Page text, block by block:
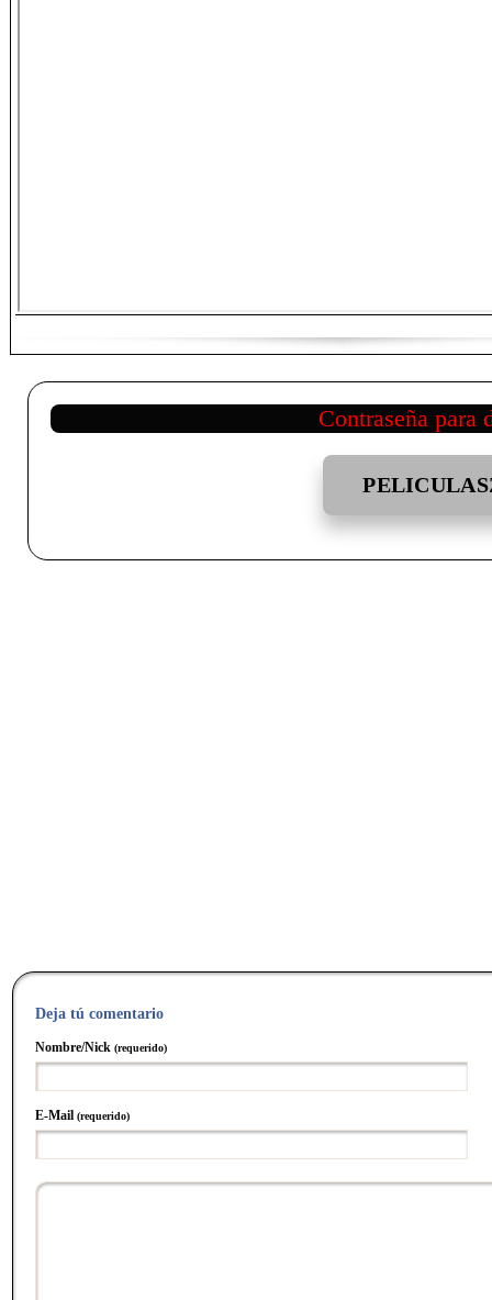
Contraseña para
Deja tú comentario
Nombre/Nick (requerido)
E-Mail (requerido)